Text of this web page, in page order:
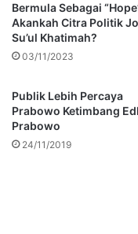
Bermula Sebagai
Akankah Citra Politik
Su’ul Khatimah?
03/11/2023
Publik Lebih Percaya
Prabowo Ketimbang
Prabowo
24/11/2019